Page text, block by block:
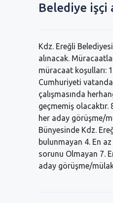
Belediye işçi
Kdz. Ereğli
alınacak.
müracaat koşulları:
Cumhuriyeti
çalışmasında
geçmemiş olacaktır.
her aday görüşme/
Bünyesinde Kdz.
bulunmayan 4. En
sorunu Olmayan 7.
aday görüşme/